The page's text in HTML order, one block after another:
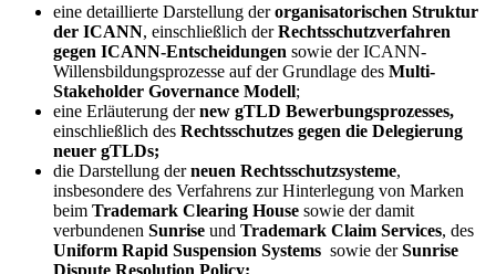
eine detaillierte Darstellung derorganisatorischen Struktur
der ICANN, einschließlich derRechtsschutzverfahren
gegen ICANN-Entscheidungen sowie der ICANN-
Willensbildungsprozesse auf der Grundlage des Multi-
Stakeholder Governance Modell;
eine Erläuterung dernew gTLD Bewerbungsprozesses,
einschließlich des Rechtsschutzes gegen die Delegierung
neuer gTLDs;
die Darstellung derneuen Rechtsschutzsysteme,
insbesondere des Verfahrens zur Hinterlegung von Marken
beim Trademark Clearing House sowie der damit
verbundenen Sunrise und Trademark Claim Services, des
Uniform Rapid Suspension Systems sowie derSunrise
Dispute Resolution Policy;